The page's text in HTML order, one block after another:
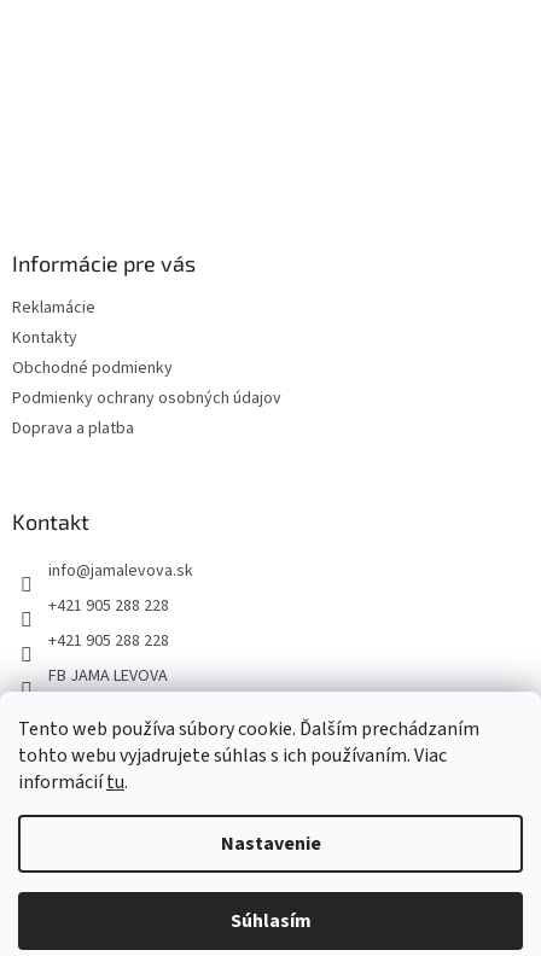
Tento web používa súbory cookie. Ďalším prechádzaním
tohto webu vyjadrujete súhlas s ich používaním. Viac
informáciítu.
Nastavenie
Súhlasím
Vážení zákazníci, z dôvodu dovoleniek môže v tomto období
dochádzať ku predĺženiu dodacích lehôt. Od 30.7. do 10.8. bude
pozastavený aj osobný odber na našom výdajnom mieste. Ďakujeme
Informácie pre vás
Reklamácie
Kontakty
Obchodné podmienky
Podmienky ochrany osobných údajov
Doprava a platba
Kontakt
info@jamalevova.sk
+421 905 288 228
+421 905 288 228
FB JAMA LEVOVA
JamaLevova
+421905288228
JAMA LEVOVA. Všetky práva vyhradené.